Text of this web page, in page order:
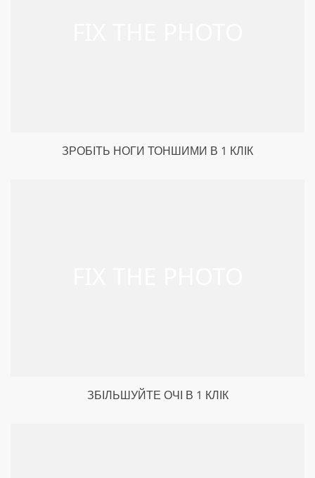
ЗРОБІТЬ НОГИ ТОНШИМИ В 1 КЛІК
ЗБІЛЬШУЙТЕ ОЧІ В 1 КЛІК